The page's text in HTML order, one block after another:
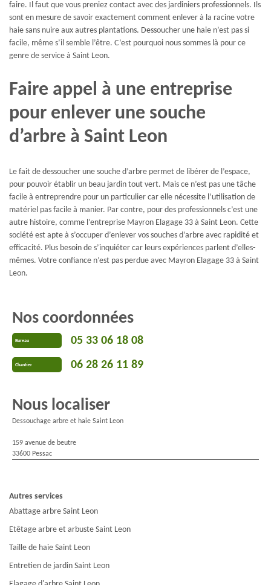
faire. Il faut que vous preniez contact avec des jardiniers professionnels. Ils
sont en mesure de savoir exactement comment enlever à la racine votre
haie sans nuire aux autres plantations. Dessoucher une haie n’est pas si
facile, même s’il semble l’être. C’est pourquoi nous sommes là pour ce
genre de service à Saint Leon.
Faire appel à une entreprise
pour enlever une souche
d’arbre à Saint Leon
Le fait de dessoucher une souche d’arbre permet de libérer de l’espace,
pour pouvoir établir un beau jardin tout vert. Mais ce n’est pas une tâche
facile à entreprendre pour un particulier car elle nécessite l’utilisation de
matériel pas facile à manier. Par contre, pour des professionnels c’est une
autre histoire, comme l’entreprise Mayron Elagage 33 à Saint Leon. Cette
société est apte à s’occuper d’enlever vos souches d’arbre avec rapidité et
efficacité. Plus besoin de s’inquiéter car leurs expériences parlent d’elles-
mêmes. Votre confiance n’est pas perdue avec Mayron Elagage 33 à Saint
Leon.
Nos coordonnées
Bureau 05 33 06 18 08
Chantier 06 28 26 11 89
Nous localiser
Dessouchage arbre et haie Saint Leon
159 avenue de beutre
33600 Pessac
Autres services
Abattage arbre Saint Leon
Etêtage arbre et arbuste Saint Leon
Taille de haie Saint Leon
Entretien de jardin Saint Leon